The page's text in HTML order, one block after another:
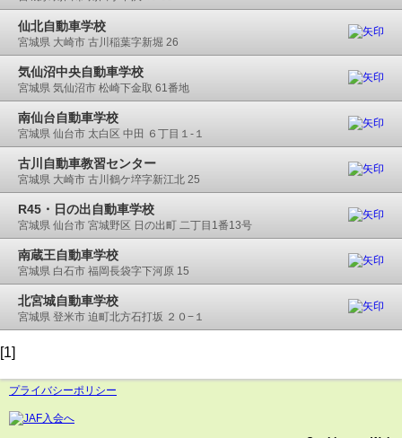
仙北自動車学校
宮城県 大崎市 古川稲葉字新堀 26
気仙沼中央自動車学校
宮城県 気仙沼市 松崎下金取 61番地
南仙台自動車学校
宮城県 仙台市 太白区 中田 ６丁目１-１
古川自動車教習センター
宮城県 大崎市 古川鶴ケ埣字新江北 25
R45・日の出自動車学校
宮城県 仙台市 宮城野区 日の出町 二丁目1番13号
南蔵王自動車学校
宮城県 白石市 福岡長袋字下河原 15
北宮城自動車学校
宮城県 登米市 迫町北方石打坂 ２０−１
[1]
プライバシーポリシー